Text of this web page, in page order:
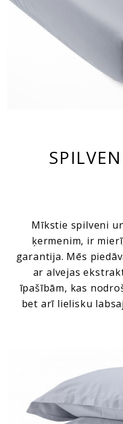
Mīkstie spilveni
ķermenim, ir
garantija. Mēs
ar alvejas
īpašībām, kas
bet arī lielisku